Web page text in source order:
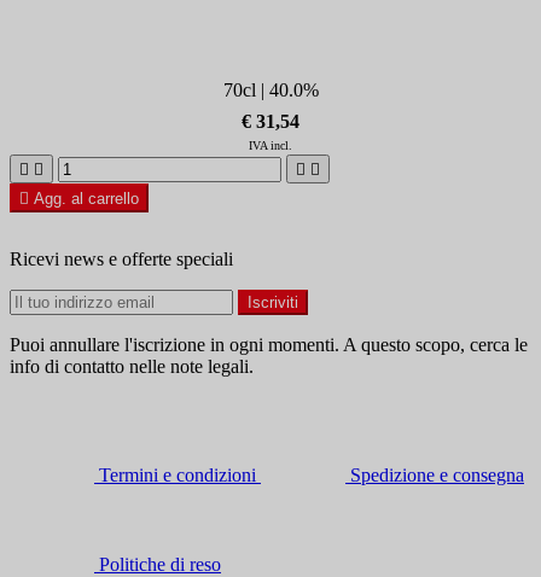
70cl | 40.0%
€ 31,54
IVA incl.
   
 Agg. al carrello
Ricevi news e offerte speciali
Puoi annullare l'iscrizione in ogni momenti. A questo scopo, cerca le
info di contatto nelle note legali.
Termini e condizioni Spedizione e consegna
Politiche di reso